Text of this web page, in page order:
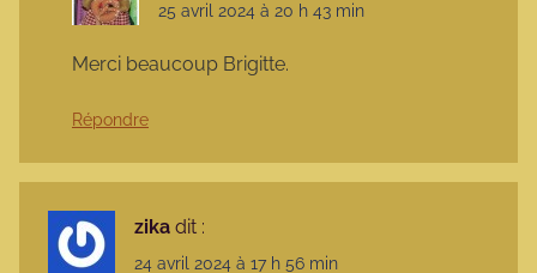
25 avril 2024 à 20 h 43 min
Merci beaucoup Brigitte.
Répondre
zika dit :
24 avril 2024 à 17 h 56 min